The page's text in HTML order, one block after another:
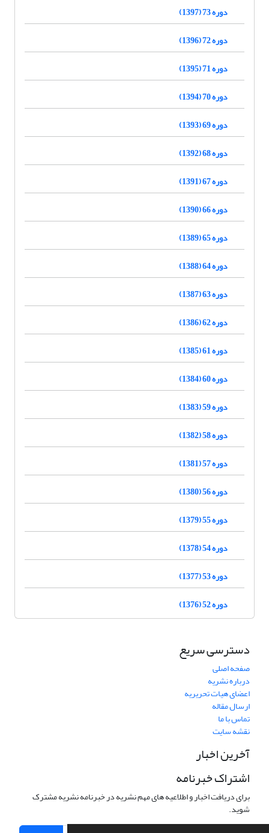
دوره 73 (1397)
دوره 72 (1396)
دوره 71 (1395)
دوره 70 (1394)
دوره 69 (1393)
دوره 68 (1392)
دوره 67 (1391)
دوره 66 (1390)
دوره 65 (1389)
دوره 64 (1388)
دوره 63 (1387)
دوره 62 (1386)
دوره 61 (1385)
دوره 60 (1384)
دوره 59 (1383)
دوره 58 (1382)
دوره 57 (1381)
دوره 56 (1380)
دوره 55 (1379)
دوره 54 (1378)
دوره 53 (1377)
دوره 52 (1376)
دسترسی سریع
صفحه اصلی
درباره نشریه
اعضای هیات تحریریه
ارسال مقاله
تماس با ما
نقشه سایت
آخرین اخبار
اشتراک خبرنامه
برای دریافت اخبار و اطلاعیه های مهم نشریه در خبرنامه نشریه مشترک
شوید.